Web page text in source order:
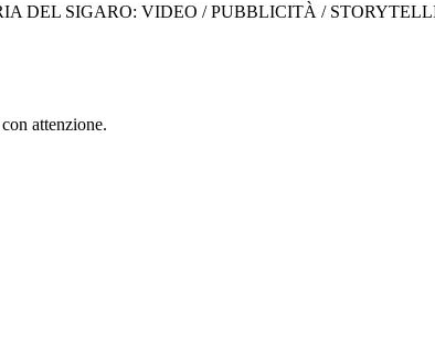
DEL SIGARO: VIDEO / PUBBLICITÀ /
attenzione.